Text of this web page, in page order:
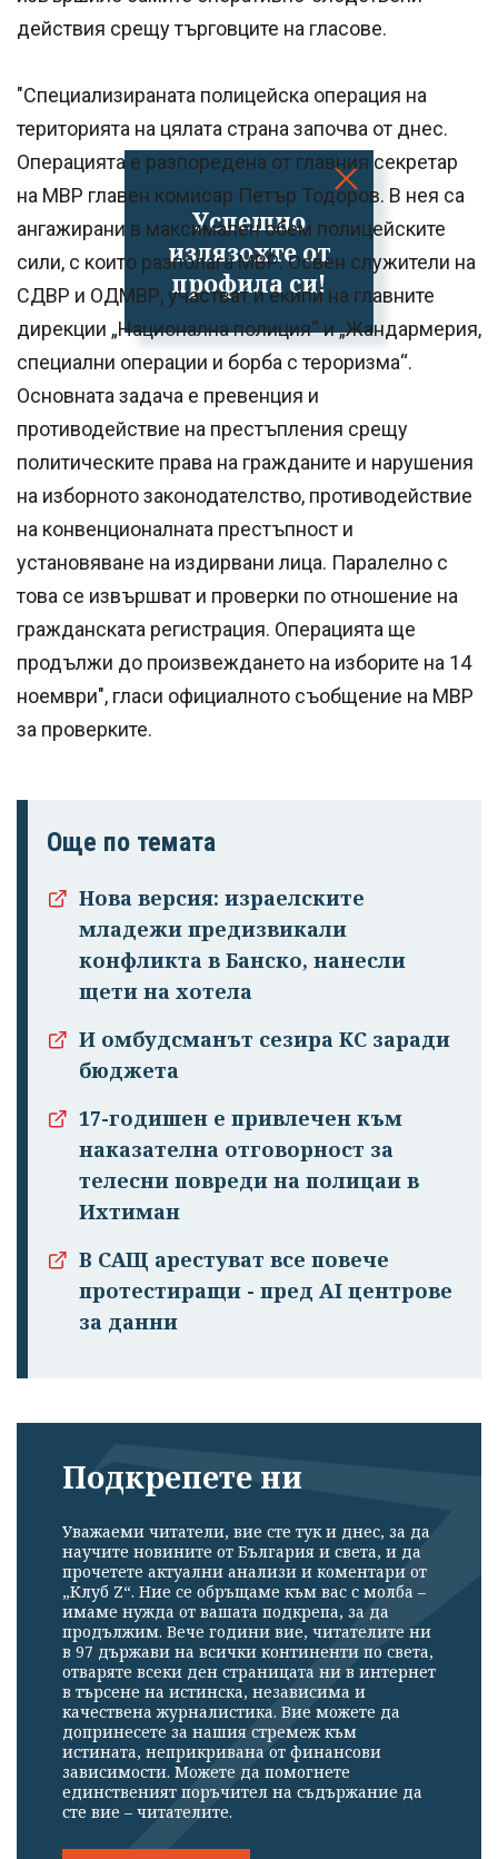
Успешно
излязохте от
профила си!
действия срещу търговците на гласове.
"Специализираната полицейска операция на
територията на цялата страна започва от днес.
Операцията е разпоредена от главния секретар
на МВР главен комисар Петър Тодоров. В нея са
ангажирани в максимален обем полицейските
сили, с които разполага МВР. Освен служители на
СДВР и ОДМВР, участват и екипи на главните
дирекции „Национална полиция“ и „Жандармерия,
специални операции и борба с тероризма“.
Основната задача е превенция и
противодействие на престъпления срещу
политическите права на гражданите и нарушения
на изборното законодателство, противодействие
на конвенционалната престъпност и
установяване на издирвани лица. Паралелно с
това се извършват и проверки по отношение на
гражданската регистрация. Операцията ще
продължи до произвеждането на изборите на 14
ноември", гласи официалното съобщение на МВР
за проверките.
Още по темата
Нова версия: израелските
младежи предизвикали
конфликта в Банско, нанесли
щети на хотела
И омбудсманът сезира КС заради
бюджета
17-годишен е привлечен към
наказателна отговорност за
телесни повреди на полицаи в
Ихтиман
В САЩ арестуват все повече
протестиращи - пред AI центрове
за данни
Подкрепете ни
Уважаеми читатели, вие сте тук и днес, за да
научите новините от България и света, и да
прочетете актуални анализи и коментари от
„Клуб Z“. Ние се обръщаме към вас с молба –
имаме нужда от вашата подкрепа, за да
продължим. Вече години вие, читателите ни
в 97 държави на всички континенти по света,
отваряте всеки ден страницата ни в интернет
в търсене на истинска, независима и
качествена журналистика. Вие можете да
допринесете за нашия стремеж към
истината, неприкривана от финансови
зависимости. Можете да помогнете
единственият поръчител на съдържание да
сте вие – читателите.